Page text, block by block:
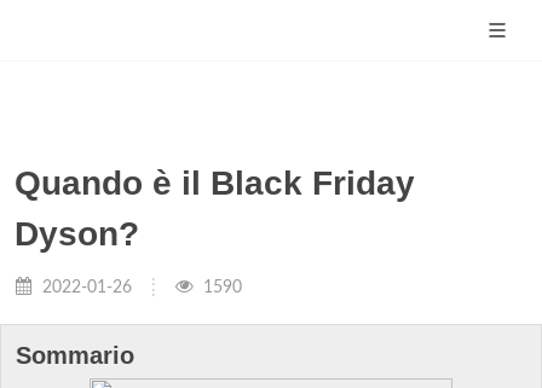
Quando è il Black Friday
Dyson?
2022-01-26 1590
Sommario